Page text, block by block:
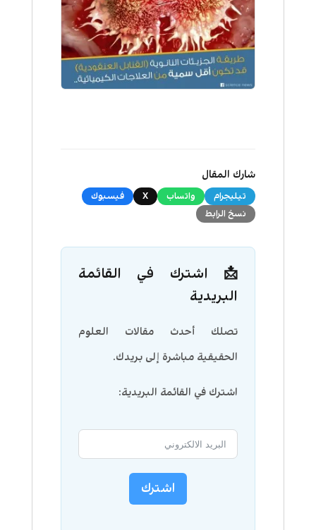
شارك المقال
تيليجرام واتساب X
فيسبوك
نسخ الرابط
📩 اشترك في القائمة
البريدية
تصلك أحدث مقالات العلوم
الحقيقية مباشرة إلى بريدك.
اشترك في القائمة البريدية:
اشترك